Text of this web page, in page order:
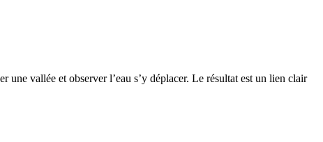
une vallée et observer l’eau s’y déplacer. Le résultat est un lien clair